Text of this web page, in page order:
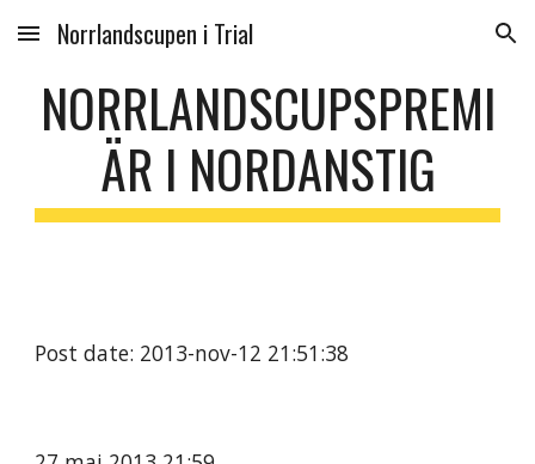
Skip to main content Skip to navigation
Norrlandscupen i Trial
NORRLANDSCUPSPREMI
ÄR I NORDANSTIG
Post date: 2013-nov-12 21:51:38